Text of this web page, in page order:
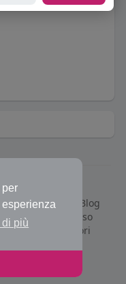
per
di più
Mercatino
Blog
Condizioni d'uso
PRO
Sviluppatori